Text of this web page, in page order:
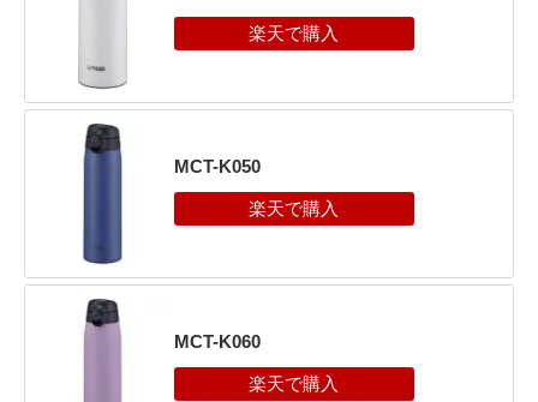
MCT-K050
MCT-K060